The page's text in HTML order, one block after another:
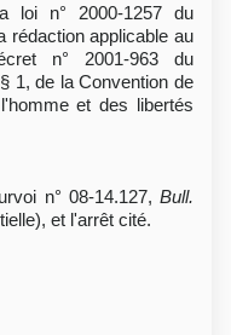
loi n° 2000-1257 du
rédaction applicable au
n° 2001-963 du
1, de la Convention de
et des libertés
n° 08-14.127, Bull.
et l'arrêt cité.